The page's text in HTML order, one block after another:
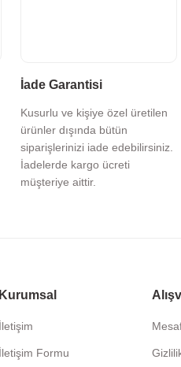
İade Garantisi
Kusurlu ve kişiye özel üretilen
ürünler dışında bütün
siparişlerinizi iade edebilirsiniz.
İadelerde kargo ücreti
müşteriye aittir.
Kurumsal
İletişim
İletişim Formu